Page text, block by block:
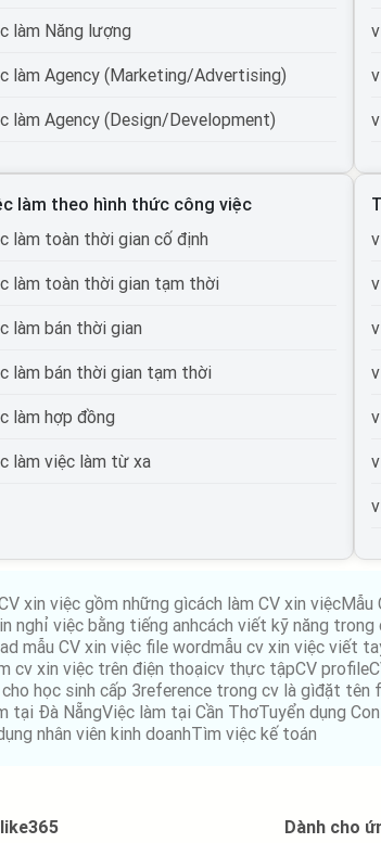
làm Năng lượng
làm Agency (Marketing/Advertising)
làm Agency (Design/Development)
làm Du lịch
làm Cơ quan nhà nước
làm Tổ chức phi lợi nhuận
làm Vận tải lái xe
làm Giao thông vận tải, thủy lợi, cầu đường
làm Thương mại điện tử
làm Giáo dục, đào tạo
làm Bưu chính viễn thông
làm Tư vấn
làm Cơ khí chế tạo
làm Mỹ phẩm, thời trang, trang sức
làm Điện lạnh
làm Bảo trì
làm theo hình thức công việc
làm toàn thời gian cố định
làm toàn thời gian tạm thời
làm bán thời gian
làm bán thời gian tạm thời
làm hợp đồng
làm việc làm từ xa
xin việc gồm những gìcách làm CV xin việcMẫu
nghỉ việc bằng tiếng anhcách viết kỹ năng trong
mẫu CV xin việc file wordmẫu cv xin việc viết
cv xin việc trên điện thoạicv thực tậpCV profile
học sinh cấp 3reference trong cv là gìđặt tên
tại Đà NẵngViệc làm tại Cần ThơTuyển dụng
nhân viên kinh doanhTìm việc kế toán
Dành cho